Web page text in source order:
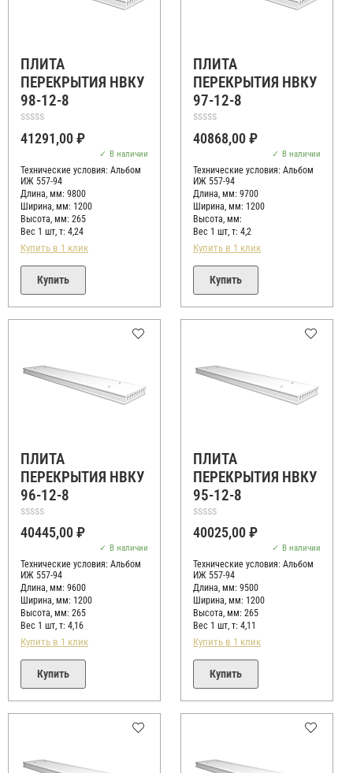
ПЛИТА
ПЕРЕКРЫТИЯ НВКУ
98-12-8
Оценка
0
41291,00₽
В наличии
Технические условия: Альбом
ИЖ 557-94
Длина, мм: 9800
Ширина, мм: 1200
Высота, мм: 265
Вес 1 шт, т: 4,24
Купить в 1 клик
Купить
ПЛИТА
ПЕРЕКРЫТИЯ НВКУ
97-12-8
Оценка
0
40868,00₽
В наличии
Технические условия: Альбом
ИЖ 557-94
Длина, мм: 9700
Ширина, мм: 1200
Высота, мм:
Вес 1 шт, т: 4,2
Купить в 1 клик
Купить
ПЛИТА
ПЕРЕКРЫТИЯ НВКУ
96-12-8
Оценка
0
40445,00₽
В наличии
Технические условия: Альбом
ИЖ 557-94
Длина, мм: 9600
Ширина, мм: 1200
Высота, мм: 265
Вес 1 шт, т: 4,16
Купить в 1 клик
Купить
ПЛИТА
ПЕРЕКРЫТИЯ НВКУ
95-12-8
Оценка
0
40025,00₽
В наличии
Технические условия: Альбом
ИЖ 557-94
Длина, мм: 9500
Ширина, мм: 1200
Высота, мм: 265
Вес 1 шт, т: 4,11
Купить в 1 клик
Купить